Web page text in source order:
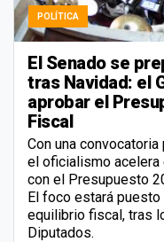
POLÍTICA
El Senado se
tras Navidad: el
aprobar el
Fiscal
Con una
el oficialismo acelera
con el Presupuesto
El foco estará
equilibrio fiscal, tras
Diputados.